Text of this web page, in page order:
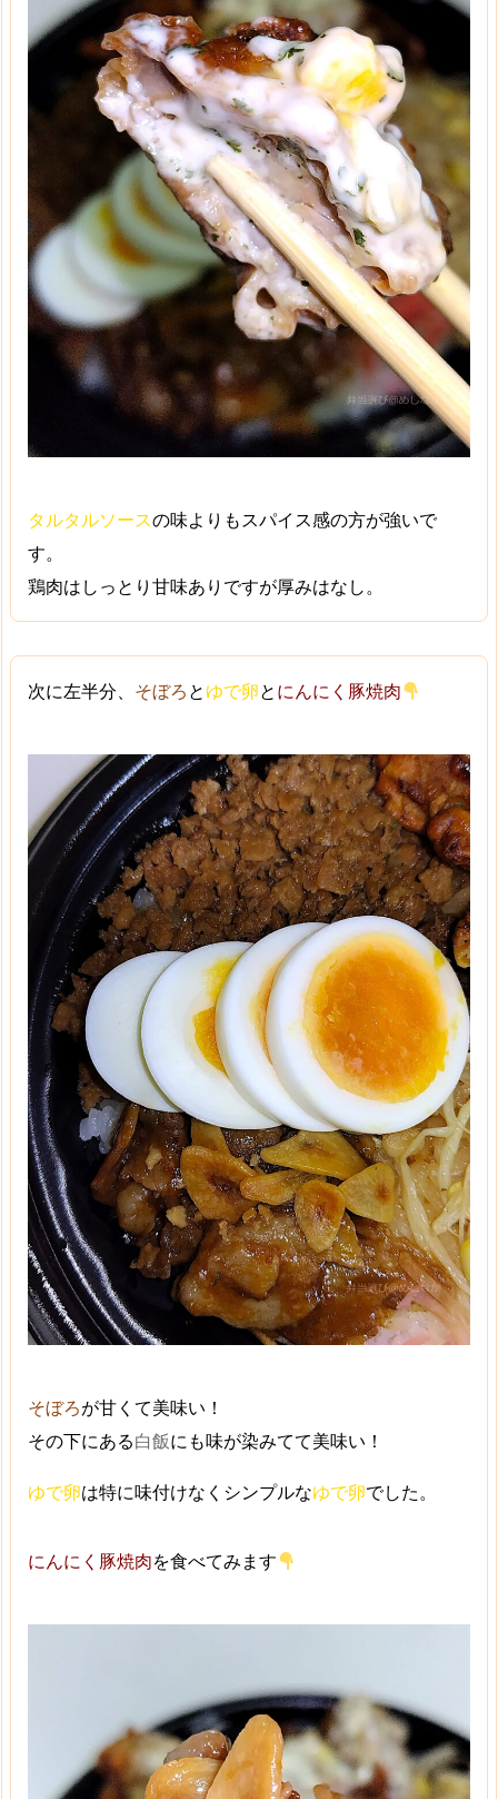
タルタルソースの味よりもスパイス感の方が強いで
す。
鶏肉はしっとり甘味ありですが厚みはなし。
次に左半分、 そぼろとゆで卵とにんにく豚焼肉
そぼろが甘くて美味い！
その下にある白飯にも味が染みてて美味い！
ゆで卵は特に味付けなくシンプルなゆで卵でした。
にんにく豚焼肉を食べてみます